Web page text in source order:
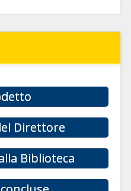
Direttore
Biblioteca